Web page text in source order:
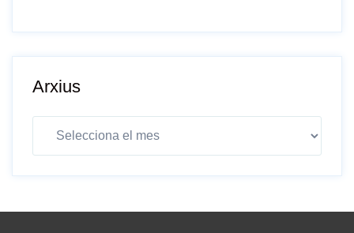
Arxius